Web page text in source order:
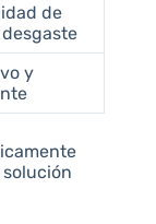
de
y